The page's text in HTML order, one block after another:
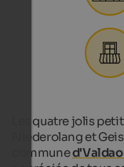
Les quatre jolis
Niederolang et
commune